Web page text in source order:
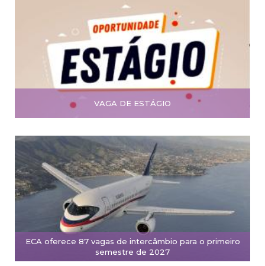
VAGA DE ESTÁGIO
ECA oferece 87 vagas de intercâmbio para o primeiro
semestre de 2027